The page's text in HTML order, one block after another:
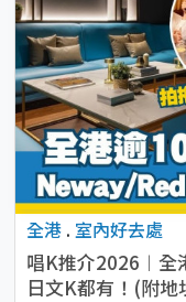
全港 . 室內好去處
唱K推介2026︱全
日文K都有！(附地